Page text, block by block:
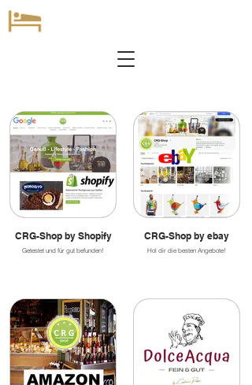
CRG-Shop by Shopify
Getestet und für gut befunden!
CRG-Shop by ebay
Hol dir die besten Angebote!